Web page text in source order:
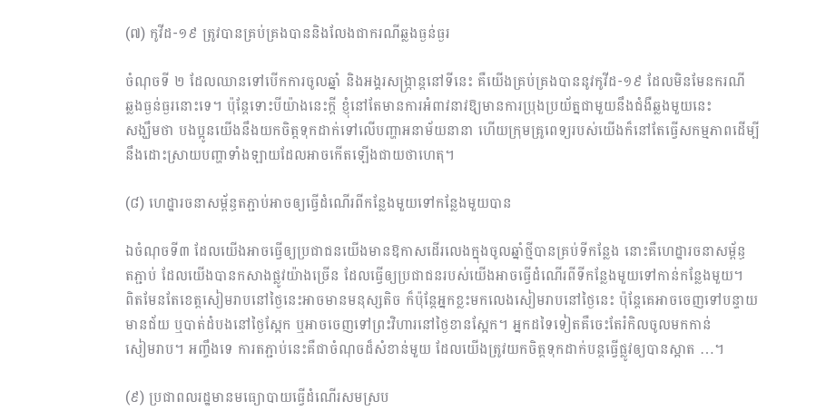
(៧) កូវីដ-១៩ ត្រូវបានគ្រប់គ្រងបាននិងលែងជាករណីឆ្លងធ្ងន់ធ្ងរ
ចំណុចទី ២ ដែលឈានទៅបើកការចូលឆ្នាំ និងអង្គរសង្រ្កាន្តនៅទីនេះ គឺយើងគ្រប់គ្រងបាននូវកូវីដ-១៩ ដែលមិនមែនករណី
ឆ្លងធ្ងន់ធ្ងរនោះទេ។ ប៉ុន្តែទោះបីយ៉ាងនេះក្ដី ខ្ញុំនៅតែមានការអំពាវនាវឱ្យមានការប្រុងប្រយ័ត្នជាមួយនឹងជំងឺឆ្លងមួយនេះ
សង្ឃឹមថា បងប្អូនយើងនឹងយកចិត្តទុកដាក់ទៅលើបញ្ហាអនាម័យនានា ហើយក្រុមគ្រូពេទ្យរបស់យើងក៏នៅតែធ្វើសកម្មភាពដើម្បី
នឹងដោះស្រាយបញ្ហាទាំងឡាយដែលអាចកើតឡើងជាយថាហេតុ។
(៨) ហេដ្ឋារចនាសម្ព័ន្ធតភ្ជាប់អាចឲ្យធ្វើដំណើរពីកន្លែងមួយទៅកន្លែងមួយបាន
ឯចំណុចទី៣ ដែលយើងអាចធ្វើឲ្យប្រជាជនយើងមានឱកាសដើរលេងក្នុងចូលឆ្នាំថ្មីបានគ្រប់ទីកន្លែង នោះគឺហេដ្ឋារចនាសម្ព័ន្ធ
តភ្ជាប់​ ដែលយើងបានកសាងផ្លូវយ៉ាងច្រើន ដែលធ្វើឲ្យប្រជាជនរបស់យើងអាចធ្វើដំណើរពីទីកន្លែងមួយទៅកាន់កន្លែងមួយ។
ពិតមែនតែខេត្តសៀមរាបនៅថ្ងៃនេះអាចមានមនុស្សតិច ក៏ប៉ុន្តែអ្នកខ្លះមកលេងសៀមរាបនៅថ្ងៃនេះ ប៉ុន្តែគេអាចចេញទៅបន្ទាយ
មានជ័យ ឬបាត់ដំបងនៅថ្ងៃស្អែក ឬអាចចេញទៅព្រះវិហារនៅថ្ងៃខានស្អែក។ អ្នកដទៃទៀតគឺចេះតែរំកិលចូលមកកាន់
សៀមរាប។ អញ្ចឹងទេ ការតភ្ជាប់នេះគឺជាចំ​ណុចដ៏សំខាន់មួយ ដែលយើងត្រូវយកចិត្តទុកដាក់បន្តធ្វើផ្លូវឲ្យបានស្អាត …។
(៩) ប្រជាពលរដ្ឋមានមធ្យោបាយធ្វើដំណើរសមស្រប